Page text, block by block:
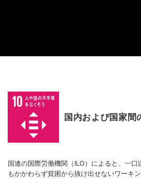
国内および国家間
国連の国際労働機関（ILO）によると、一
もかかわらず貧困から抜け出せないワーキ